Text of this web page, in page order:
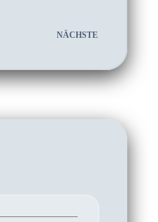
NÄCHSTE